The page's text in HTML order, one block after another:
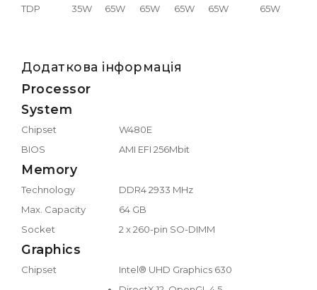
TDP
35W 65W 65W 65W 65W 65W
Додаткова інформація
Processor
System
Chipset
W480E
BIOS
AMI EFI 256Mbit
Memory
Technology
DDR4 2933 MHz
Max. Capacity
64 GB
Socket
2 x 260-pin SO-DIMM
Graphics
Chipset Intel® UHD Graphics 630